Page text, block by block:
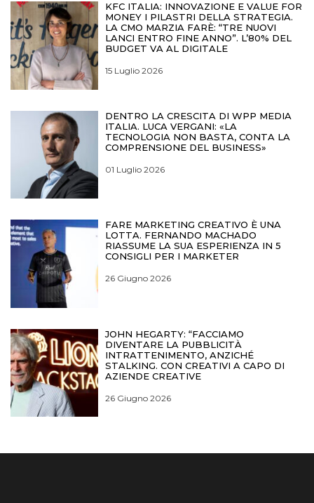
KFC ITALIA: INNOVAZIONE E VALUE FOR
MONEY I PILASTRI DELLA STRATEGIA.
LA CMO MARZIA FARÈ: “TRE NUOVI
LANCI ENTRO FINE ANNO”. L’80% DEL
BUDGET VA AL DIGITALE
15 Luglio 2026
DENTRO LA CRESCITA DI WPP MEDIA
ITALIA. LUCA VERGANI: «LA
TECNOLOGIA NON BASTA, CONTA LA
COMPRENSIONE DEL BUSINESS»
01 Luglio 2026
FARE MARKETING CREATIVO È UNA
LOTTA. FERNANDO MACHADO
RIASSUME LA SUA ESPERIENZA IN 5
CONSIGLI PER I MARKETER
26 Giugno 2026
JOHN HEGARTY: “FACCIAMO
DIVENTARE LA PUBBLICITÀ
INTRATTENIMENTO, ANZICHÉ
STALKING. CON CREATIVI A CAPO DI
AZIENDE CREATIVE
26 Giugno 2026